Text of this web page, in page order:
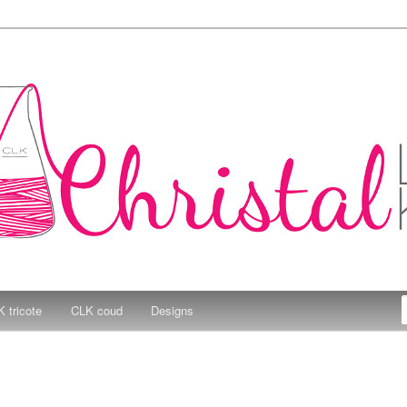
tricote CLK coud Designs